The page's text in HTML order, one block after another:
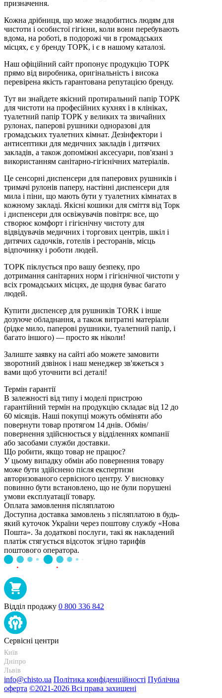
призначення.
Кожна дрібниця, що може знадобитись людям для
чистоти і особистої гігієни, коли вони перебувають
вдома, на роботі, в подорожі чи в громадських
місцях, є у бренду ТОРК, і є в нашому каталозі.
Наш офіційний сайт пропонує продукцію ТОРК
прямо від виробника, оригінальність і висока
перевірена якість гарантована репутацією бренду.
Тут ви знайдете якісний протиральний папір ТОРК
для чистоти на професійних кухнях і в клініках,
туалетний папір ТОРК у великих та звичайних
рулонах, паперові рушники одноразові для
громадських туалетних кімнат. Дезінфектори і
антисептики для медичних закладів і дитячих
закладів, а також допоміжні аксесуари, пов'язані з
використанням санітарно-гігієнічних матеріалів.
Це сенсорні диспенсери для паперових рушників і
тримачі рулонів паперу, настінні диспенсери для
мила і піни, що мають бути у туалетних кімнатах в
кожному закладі. Якісні кошики для сміття від Торк
і диспенсери для освіжувачів повітря: все, що
створює комфорт і гігієнічну чистоту для
відвідувачів медичних і торгових центрів, шкіл і
дитячих садочків, готелів і ресторанів, місць
відпочинку і роботи людей.
ТОРК піклується про вашу безпеку, про
дотримання санітарних норм і гігієнічної чистоти у
всіх громадських місцях, де щодня буває багато
людей.
Купити диспенсер для рушників TORK і інше
дозуюче обладнання, а також витратні матеріали
(рідке мило, паперові рушники, туалетний папір, і
багато іншого) — просто як ніколи!
Залиште заявку на сайті або можете замовити
зворотний дзвінок і наш менеджер зв'яжеться з
вами щоб уточнити всі деталі!
Термін гарантії
В залежності від типу і моделі пристрою
гарантійний термін на продукцію складає від 12 до
60 місяців. Наші покупці можуть обміняти або
повернути товар протягом 14 днів. Обмін/
повернення здійснюється у відділеннях компанії
або засобами служби доставки.
Що робити, якщо товар не працює?
У цьому випадку обмін або повернення товару
може бути здійснено після експертизи
авторизованого сервісного центру. У висновку
повинно бути встановлено, що не були порушені
умови експлуатації товару.
Оплата замовлення післяплатою
Доступна доставка замовлень з післяплатою в будь-
який куточок України через поштову службу «Нова
Пошта». За додаткові послуги, такі як накладений
платіж стягується відсоток згідно тарифів
поштового оператора.
Відділ продажу 0 800 336 842
Сервісні центри
Київ
Дніпро
Львів
info@chisto.ua Політика конфіденційності Публічна
оферта ©2021-2026 Всі права захищені